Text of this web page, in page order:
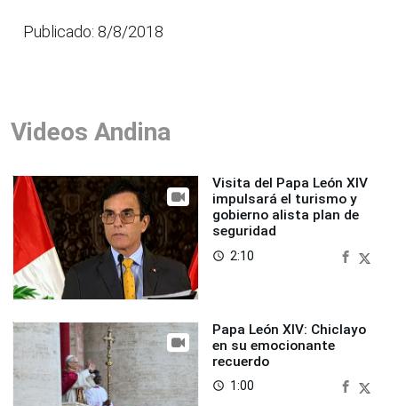
Publicado: 8/8/2018
Videos Andina
Visita del Papa León XIV
impulsará el turismo y
gobierno alista plan de
seguridad
access_time 2:10
Papa León XIV: Chiclayo
en su emocionante
recuerdo
access_time 1:00